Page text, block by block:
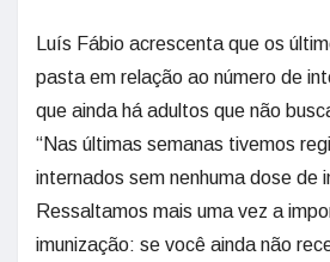
Luís Fábio acrescenta que os
pasta em relação ao número de
que ainda há adultos que não
“Nas últimas semanas tivemos
internados sem nenhuma dose de
Ressaltamos mais uma vez a
imunização: se você ainda não